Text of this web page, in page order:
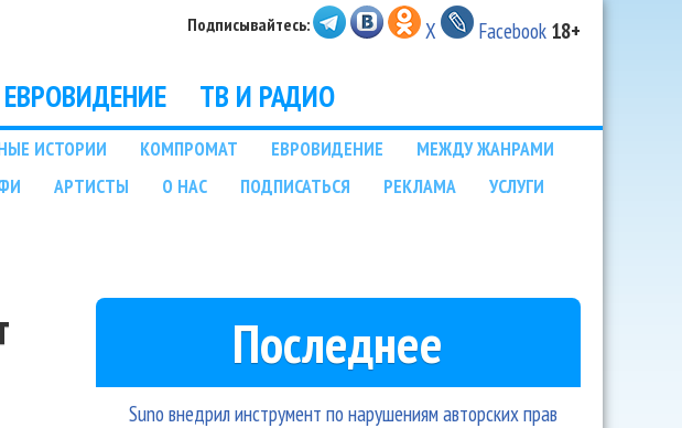
Подписывайтесь: X Facebook 18+
ЕВРОВИДЕНИЕ ТВ И РАДИО
ИСТОРИИ КОМПРОМАТ ЕВРОВИДЕНИЕ
МЕЖДУ ЖАНРАМИ
АРТИСТЫ О НАС ПОДПИСАТЬСЯ РЕКЛАМА
УСЛУГИ
Последнее
Suno внедрил инструмент по нарушениям авторских прав